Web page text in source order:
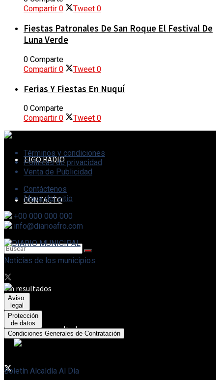
EVENTOS
HISTORIAS Y PUEBLOS
TIGO RADIO
CONTACTO
Sin resultados
Ver todos los resultados
Compartir 0 Tweet 0
Fiestas Patronales De San Roque El Festival De
Luna Verde
0 Comparte
Compartir 0 Tweet 0
Ferias Y Fiestas En Nuquí
0 Comparte
Compartir 0 Tweet 0
Términos y condiciones
Políticas de privacidad
Venta de Publicidad
Contáctenos
Mapa del sitio
+00 000 000 000
info@diarioafro.com
Noticias de los municipios
Aviso
legal
Protección
de datos
Condiciones Generales de Contratación
Boletín Alcaldía Al Día